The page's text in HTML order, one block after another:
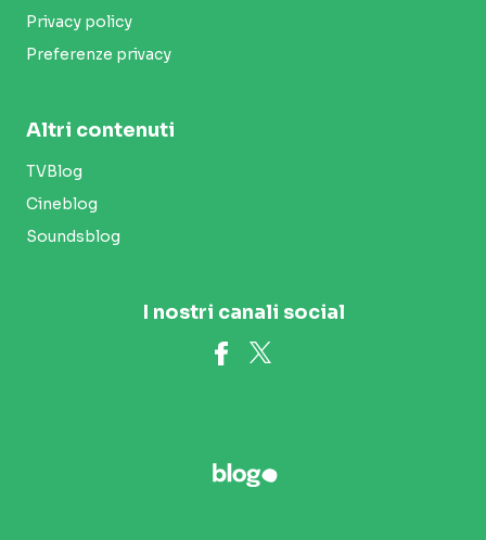
Privacy policy
Preferenze privacy
Altri contenuti
TVBlog
Cineblog
Soundsblog
I nostri canali social